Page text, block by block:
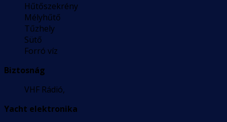
Hűtőszekrény
Mélyhűtő
Tűzhely
Sütő
Forró víz
Biztosnág
VHF Rádió,
Yacht elektronika